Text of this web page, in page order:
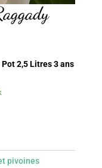
2,5 Litres 3 ans
pivoines